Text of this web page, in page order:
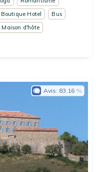
Boutique Hotel
Bus
Maison d'hôte
Avis: 83.16